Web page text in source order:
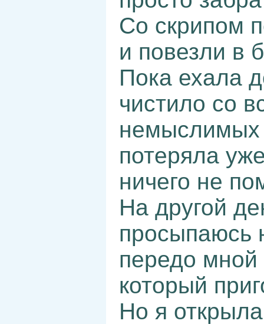
Со скрипом
и повезли в
Пока ехала
чистило со
немыслимых
потеряла
ничего не
На другой
просыпаюсь
передо мной
который
Но я